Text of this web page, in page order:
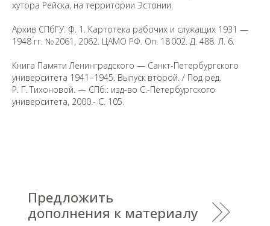
хутора Рейска, на территории Эстонии.
Архив СПбГУ. Ф. 1. Картотека рабочих и служащих 1931 —
1948 гг. № 2061, 2062. ЦАМО РФ. Оп. 18 002. Д. 488. Л. 6.
Книга Памяти Ленинградского — Санкт-Петербургского
университета 1941−1945. Выпуск второй. / Под ред.
Р. Г. Тихоновой. — СПб.: изд-во С.-Петербургского
университета, 2000.- С. 105.
дополнения к материалу
Уважаемые универсанты и гости! Если
Санкт-Петербургский государственный университет©